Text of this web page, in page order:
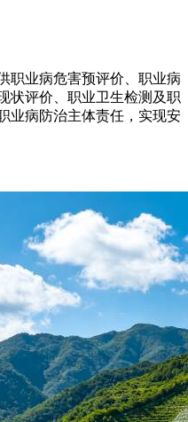
职业病危害预评价、职业病
状评价、职业卫生检测及职
业病防治主体责任，实现安